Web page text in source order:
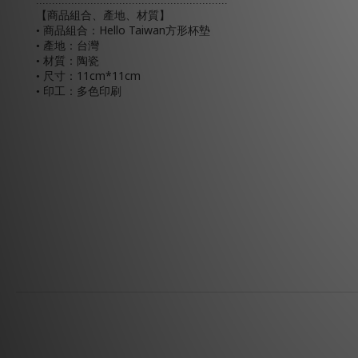
【商品組合、產地、材質】
• 商品組合： Hello Taiwan方形杯墊
• 產地：台灣
• 材質：陶瓷
• 尺寸： 11cm*11cm
• 印工：多色印刷